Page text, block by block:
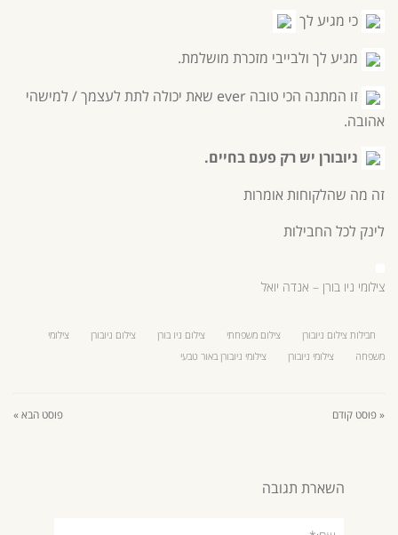
כי מגיע לך
מגיע לך ולבייבי מזכרת מושלמת.
זו המתנה הכי טובה ever שאת יכולה לתת לעצמך / למישהי
אהובה.
ניובורן יש רק פעם בחיים.
זה מה שהלקוחות אומרות
לינק לכל החבילות
צילומי ניו בורן – אנדה יואל
חבילות צילום ניובורן צילום משפחתי צילום ניו בורן צילום ניובורן
צילומי
משפחה
צילומי ניובורן צילומי ניובורן באור טבעי
« פוסט קודם פוסט הבא »
השארת תגובה